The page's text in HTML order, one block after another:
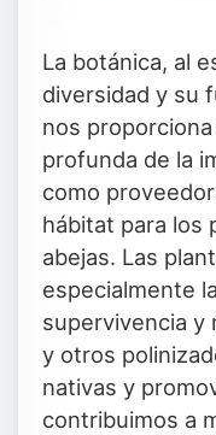
La botánica, al
diversidad y su
nos
profunda de la
como
hábitat para los
abejas. Las
especialmente
supervivencia y
y otros
nativas y
contribuimos a